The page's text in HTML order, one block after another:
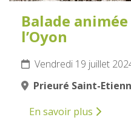
Balade
l’Oyon
Vendredi 19 juillet
Prieuré Saint-
En savoir plus